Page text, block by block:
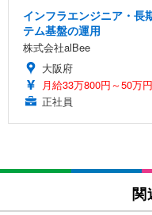
インフラエンジニア・長
テム基盤の運用
株式会社alBee
大阪府
月給33万800円～50万円
正社員
関